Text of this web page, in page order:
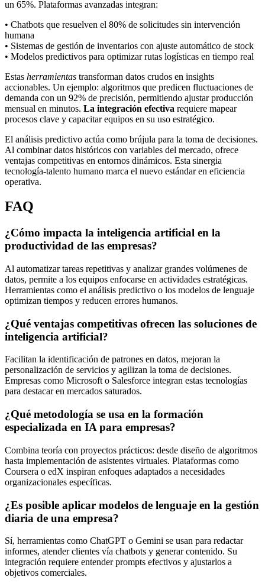
un 65%. Plataformas avanzadas integran:
• Chatbots que resuelven el 80% de solicitudes sin intervención
humana
• Sistemas de gestión de inventarios con ajuste automático de stock
• Modelos predictivos para optimizar rutas logísticas en tiempo real
Estas herramientas transforman datos crudos en insights
accionables. Un ejemplo: algoritmos que predicen fluctuaciones de
demanda con un 92% de precisión, permitiendo ajustar producción
mensual en minutos. La integración efectiva requiere mapear
procesos clave y capacitar equipos en su uso estratégico.
El análisis predictivo actúa como brújula para la toma de decisiones.
Al combinar datos históricos con variables del mercado, ofrece
ventajas competitivas en entornos dinámicos. Esta sinergia
tecnología-talento humano marca el nuevo estándar en eficiencia
operativa.
FAQ
¿Cómo impacta la inteligencia artificial en la
productividad de las empresas?
Al automatizar tareas repetitivas y analizar grandes volúmenes de
datos, permite a los equipos enfocarse en actividades estratégicas.
Herramientas como el análisis predictivo o los modelos de lenguaje
optimizan tiempos y reducen errores humanos.
¿Qué ventajas competitivas ofrecen las soluciones de
inteligencia artificial?
Facilitan la identificación de patrones en datos, mejoran la
personalización de servicios y agilizan la toma de decisiones.
Empresas como Microsoft o Salesforce integran estas tecnologías
para destacar en mercados saturados.
¿Qué metodología se usa en la formación
especializada en IA para empresas?
Combina teoría con proyectos prácticos: desde diseño de algoritmos
hasta implementación de asistentes virtuales. Plataformas como
Coursera o edX inspiran enfoques adaptados a necesidades
organizacionales específicas.
¿Es posible aplicar modelos de lenguaje en la gestión
diaria de una empresa?
Sí, herramientas como ChatGPT o Gemini se usan para redactar
informes, atender clientes vía chatbots y generar contenido. Su
integración requiere entender prompts efectivos y ajustarlos a
objetivos comerciales.